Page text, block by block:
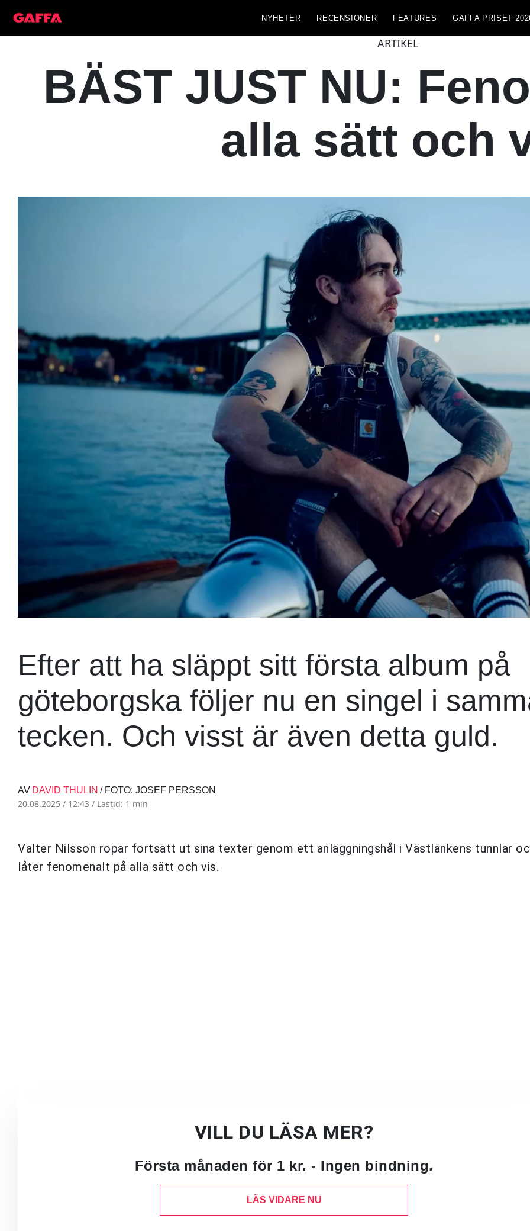
NYHETER RECENSIONER FEATURES GAFFA PRISET
ARTIKEL
BÄST JUST NU:
alla sätt och
Efter att ha släppt sitt första album på
göteborgska följer nu en singel i
tecken. Och visst är även detta guld.
AV DAVID THULIN / FOTO: JOSEF PERSSON
20.08.2025 / 12:43 / Lästid: 1 min
Valter Nilsson ropar fortsatt ut sina texter genom ett anläggningshål i Västlänkens tunnlar
låter fenomenalt på alla sätt och vis.
VILL DU LÄSA MER?
Första månaden för 1 kr. - Ingen bindning.
LÄS VIDARE NU